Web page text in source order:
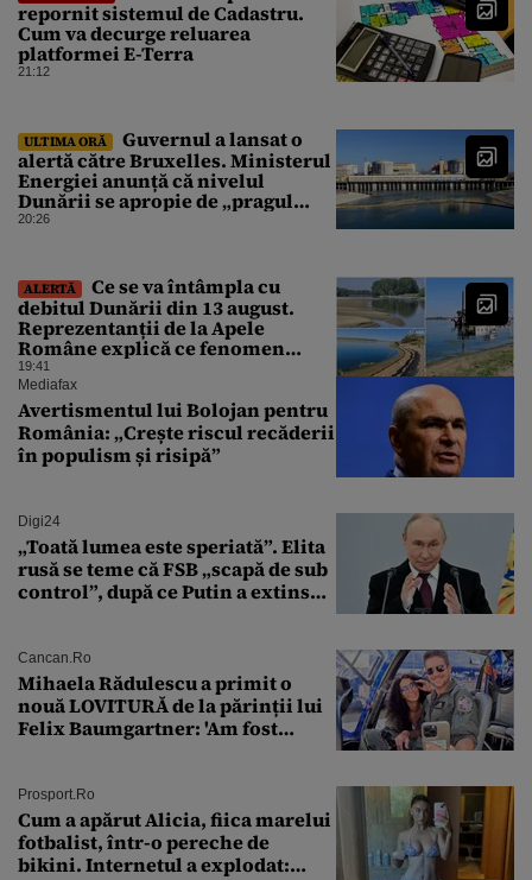
repornit sistemul de Cadastru.
Cum va decurge reluarea
platformei E-Terra
21:12
ULTIMA ORĂ
Guvernul a lansat o
alertă către Bruxelles. Ministerul
Energiei anunță că nivelul
Dunării se apropie de „pragul
critic”, iar centrala de la
20:26
ALERTĂ
Ce se va întâmpla cu
debitul Dunării din 13 august.
Reprezentanții de la Apele
Române explică ce fenomen
urmează
19:41
Mediafax
Avertismentul lui Bolojan pentru
România: „Crește riscul recăderii
în populism și risipă”
Digi24
„Toată lumea este speriată”. Elita
rusă se teme că FSB „scapă de sub
control”, după ce Putin a extins
Cancan.ro
Mihaela Rădulescu a primit o
nouă LOVITURĂ de la părinții lui
Felix Baumgartner: 'Am fost
Prosport.ro
Cum a apărut Alicia, fiica marelui
fotbalist, într-o pereche de
bikini. Internetul a explodat: